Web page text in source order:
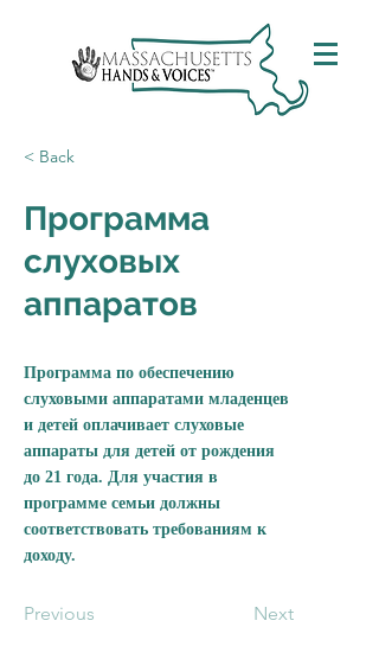
< Back
Программа
слуховых
аппаратов
Программа по обеспечению
слуховыми аппаратами младенцев
и детей оплачивает слуховые
аппараты для детей от рождения
до 21 года. Для участия в
программе семьи должны
соответствовать требованиям к
доходу.
Previous Next